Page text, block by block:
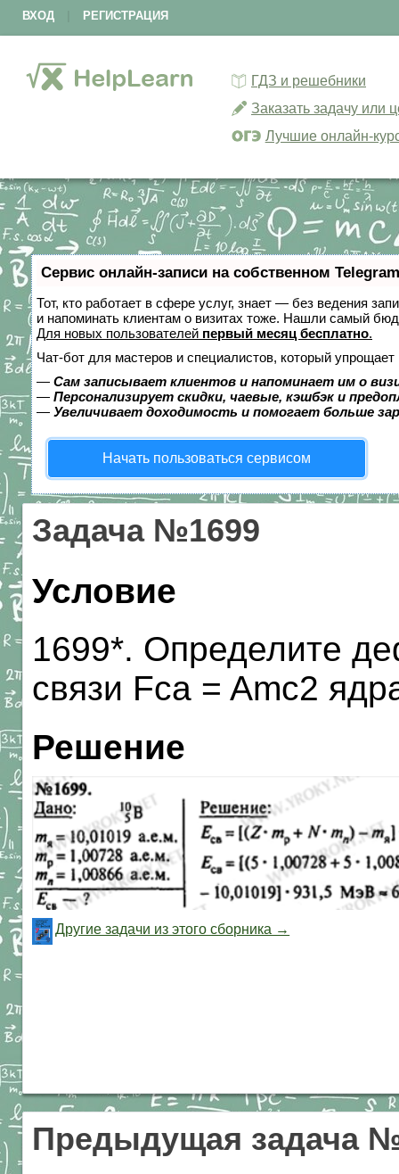
ВХОД РЕГИСТРАЦИЯ
ГДЗ и решебники
Заказать задачу или
Лучшие онлайн-
Сервис онлайн-записи на собственном
Тот, кто работает в сфере услуг, знает — без ведения
и напоминать клиентам о визитах тоже. Нашли самый
Для новых пользователей первый месяц бесплатно.
Чат-бот для мастеров и специалистов, который упрощает
— Сам записывает клиентов и напоминает им о
— Персонализирует скидки, чаевые, кэшбэк и
— Увеличивает доходимость и помогает больше
Начать пользоваться сервисом
Задача №1699
Условие
1699*. Определите
связи Fca = Amc2
Решение
Другие задачи из этого сборника →
Предыдущая задача